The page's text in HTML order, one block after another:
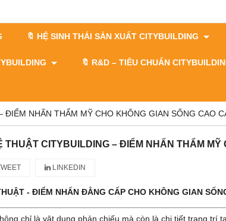
🔖 HỆ SINH THÁI SẢN XUẤT CITYBUILDING
🔖​​​​​​​ R&D – TIÊU CHUẨN
NHẤN THẨM MỸ CHO KHÔNG GIAN SỐNG CAO
THUẬT CITYBUILDING – ĐIỂM NHẤN THẨM MỸ
LINKEDIN
- ĐIỂM NHẤN ĐẲNG CẤP CHO KHÔNG GIAN
chỉ là vật dụng phản chiếu mà còn là chi tiết trang trí